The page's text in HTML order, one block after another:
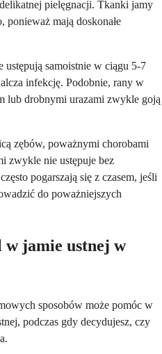
pielęgnacji. Tkanki jamy
ponieważ mają doskonałe
ustępują samoistnie w ciągu 5-7
infekcję. Podobnie, rany w
lub drobnymi urazami zwykle goją
zębów, poważnymi chorobami
zwykle nie ustępuje bez
pogarszają się z czasem, jeśli
do poważniejszych
w jamie ustnej w
sposobów może pomóc w
podczas gdy decydujesz, czy